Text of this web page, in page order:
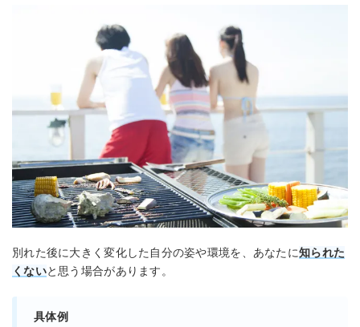
別れた後に大きく変化した自分の姿や環境を、あなたに知られた
くないと思う場合があります。
具体例